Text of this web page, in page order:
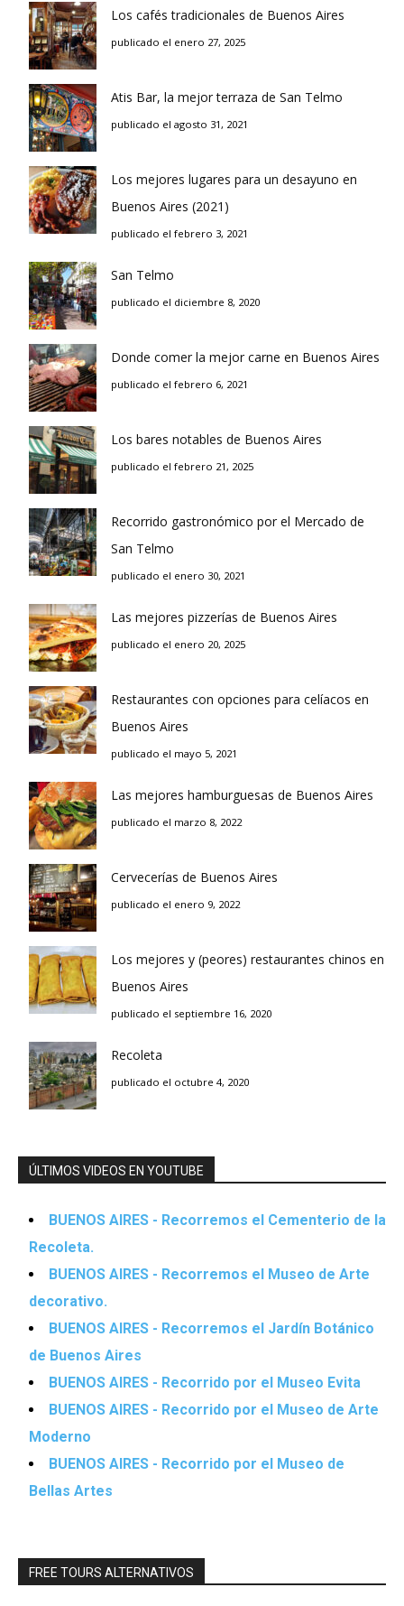
Los cafés tradicionales de Buenos Aires
publicado el enero 27, 2025
Atis Bar, la mejor terraza de San Telmo
publicado el agosto 31, 2021
Los mejores lugares para un desayuno en
Buenos Aires (2021)
publicado el febrero 3, 2021
San Telmo
publicado el diciembre 8, 2020
Donde comer la mejor carne en Buenos Aires
publicado el febrero 6, 2021
Los bares notables de Buenos Aires
publicado el febrero 21, 2025
Recorrido gastronómico por el Mercado de
San Telmo
publicado el enero 30, 2021
Las mejores pizzerías de Buenos Aires
publicado el enero 20, 2025
Restaurantes con opciones para celíacos en
Buenos Aires
publicado el mayo 5, 2021
Las mejores hamburguesas de Buenos Aires
publicado el marzo 8, 2022
Cervecerías de Buenos Aires
publicado el enero 9, 2022
Los mejores y (peores) restaurantes chinos en
Buenos Aires
publicado el septiembre 16, 2020
Recoleta
publicado el octubre 4, 2020
ÚLTIMOS VIDEOS EN YOUTUBE
BUENOS AIRES - Recorremos el Cementerio de la
Recoleta.
BUENOS AIRES - Recorremos el Museo de Arte
decorativo.
BUENOS AIRES - Recorremos el Jardín Botánico
de Buenos Aires
BUENOS AIRES - Recorrido por el Museo Evita
BUENOS AIRES - Recorrido por el Museo de Arte
Moderno
BUENOS AIRES - Recorrido por el Museo de
Bellas Artes
FREE TOURS ALTERNATIVOS